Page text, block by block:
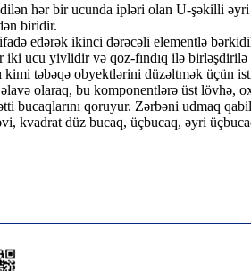
hər bir ucunda ipləri olan U-şəkilli
biridir.
edərək ikinci dərəcəli elementlə
iki ucu yivlidir və qoz-fındıq ilə birləşdirilə
təbəqə obyektlərini düzəltmək üçün
olaraq, bu komponentlərə üst lövhə,
bucaqlarını qoruyur. Zərbəni udmaq
kvadrat düz bucaq, üçbucaq, əyri